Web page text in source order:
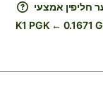
חליפין אמצעי
K1 PGK ← 0.1671